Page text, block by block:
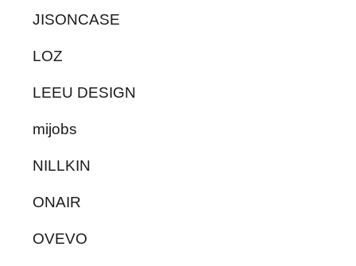
JISONCASE
LOZ
LEEU DESIGN
mijobs
NILLKIN
ONAIR
OVEVO